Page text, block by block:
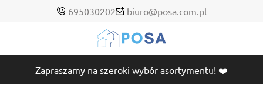
695030202 biuro@posa.com.pl
Zapraszamy na szeroki wybór asortymentu! ❤️